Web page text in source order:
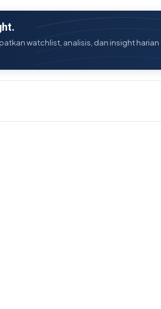
watchlist, analisis, dan insight